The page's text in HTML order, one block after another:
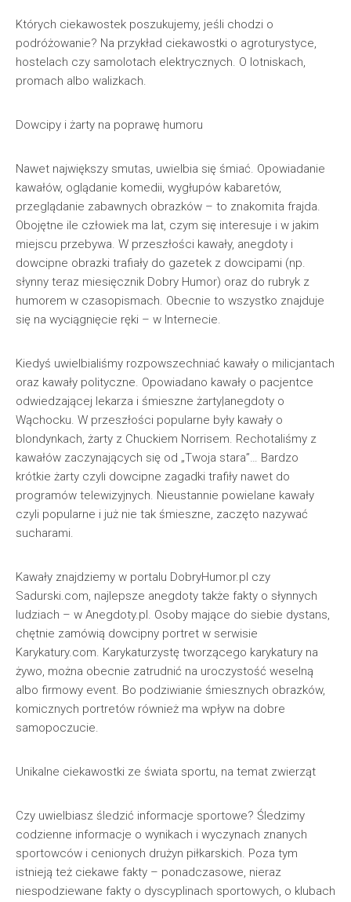
Których ciekawostek poszukujemy, jeśli chodzi o
podróżowanie? Na przykład ciekawostki o agroturystyce,
hostelach czy samolotach elektrycznych. O lotniskach,
promach albo walizkach.
Dowcipy i żarty na poprawę humoru
Nawet największy smutas, uwielbia się śmiać. Opowiadanie
kawałów, oglądanie komedii, wygłupów kabaretów,
przeglądanie zabawnych obrazków – to znakomita frajda.
Obojętne ile człowiek ma lat, czym się interesuje i w jakim
miejscu przebywa. W przeszłości kawały, anegdoty i
dowcipne obrazki trafiały do gazetek z dowcipami (np.
słynny teraz miesięcznik Dobry Humor) oraz do rubryk z
humorem w czasopismach. Obecnie to wszystko znajduje
się na wyciągnięcie ręki – w Internecie.
Kiedyś uwielbialiśmy rozpowszechniać kawały o milicjantach
oraz kawały polityczne. Opowiadano kawały o pacjentce
odwiedzającej lekarza i śmieszne żarty|anegdoty o
Wąchocku. W przeszłości popularne były kawały o
blondynkach, żarty z Chuckiem Norrisem. Rechotaliśmy z
kawałów zaczynających się od „Twoja stara”… Bardzo
krótkie żarty czyli dowcipne zagadki trafiły nawet do
programów telewizyjnych. Nieustannie powielane kawały
czyli popularne i już nie tak śmieszne, zaczęto nazywać
sucharami.
Kawały znajdziemy w portalu DobryHumor.pl czy
Sadurski.com, najlepsze anegdoty także fakty o słynnych
ludziach – w Anegdoty.pl. Osoby mające do siebie dystans,
chętnie zamówią dowcipny portret w serwisie
Karykatury.com. Karykaturzystę tworzącego karykatury na
żywo, można obecnie zatrudnić na uroczystość weselną
albo firmowy event. Bo podziwianie śmiesznych obrazków,
komicznych portretów również ma wpływ na dobre
samopoczucie.
Unikalne ciekawostki ze świata sportu, na temat zwierząt
Czy uwielbiasz śledzić informacje sportowe? Śledzimy
codzienne informacje o wynikach i wyczynach znanych
sportowców i cenionych drużyn piłkarskich. Poza tym
istnieją też ciekawe fakty – ponadczasowe, nieraz
niespodziewane fakty o dyscyplinach sportowych, o klubach